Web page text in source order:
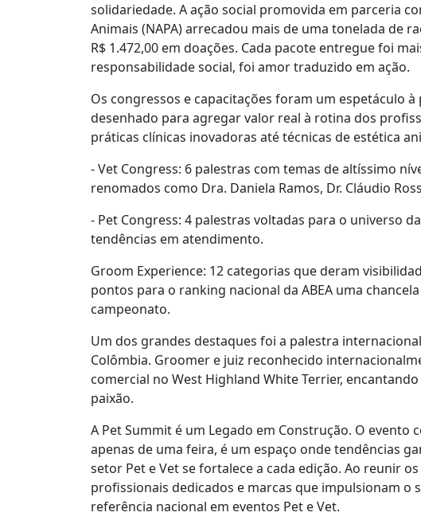
solidariedade. A ação social promovida em parceria
Animais (NAPA) arrecadou mais de uma tonelada de
R$ 1.472,00 em doações. Cada pacote entregue foi
responsabilidade social, foi amor traduzido em ação.
Os congressos e capacitações foram um espetáculo
desenhado para agregar valor real à rotina dos
práticas clínicas inovadoras até técnicas de estética
- Vet Congress: 6 palestras com temas de altíssimo
renomados como Dra. Daniela Ramos, Dr. Cláudio
- Pet Congress: 4 palestras voltadas para o universo
tendências em atendimento.
Groom Experience: 12 categorias que deram
pontos para o ranking nacional da ABEA uma
campeonato.
Um dos grandes destaques foi a palestra
Colômbia. Groomer e juiz reconhecido
comercial no West Highland White Terrier,
paixão.
A Pet Summit é um Legado em Construção. O
apenas de uma feira, é um espaço onde tendências
setor Pet e Vet se fortalece a cada edição. Ao reunir
profissionais dedicados e marcas que impulsionam o
referência nacional em eventos Pet e Vet.